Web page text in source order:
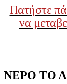
Πατήστε
να
ΝΕΡΟ ΤΟ